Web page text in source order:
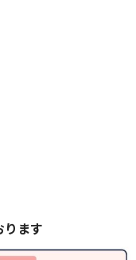
ります